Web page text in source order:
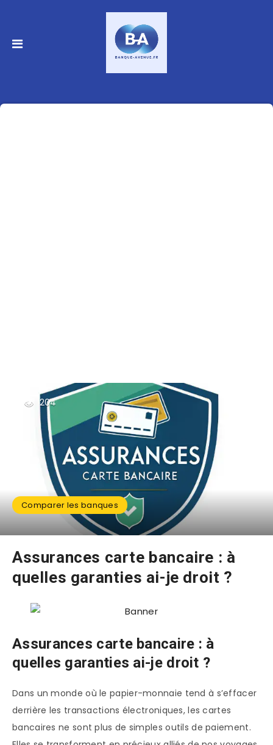
204
Comparer les banques
Assurances carte bancaire : à
quelles garanties ai-je droit ?
Assurances carte bancaire : à
quelles garanties ai-je droit ?
Dans un monde où le papier-monnaie tend à s’effacer
derrière les transactions électroniques, les cartes
bancaires ne sont plus de simples outils de paiement.